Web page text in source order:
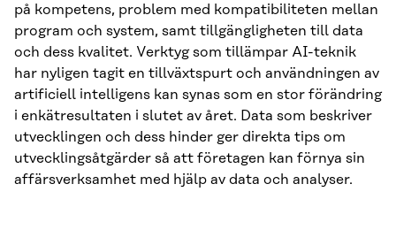
på kompetens, problem med kompatibiliteten mellan
program och system, samt tillgängligheten till data
och dess kvalitet. Verktyg som tillämpar AI-teknik
har nyligen tagit en tillväxtspurt och användningen av
artificiell intelligens kan synas som en stor förändring
i enkätresultaten i slutet av året. Data som beskriver
utvecklingen och dess hinder ger direkta tips om
utvecklingsåtgärder så att företagen kan förnya sin
affärsverksamhet med hjälp av data och analyser.